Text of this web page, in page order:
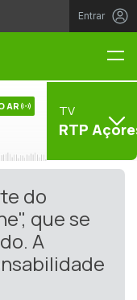
Entrar
AR TV
RTP
do
que se
A